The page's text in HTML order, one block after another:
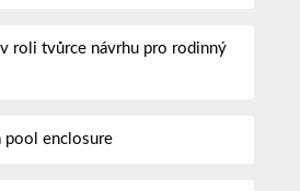
roli tvůrce návrhu pro rodinný
pool enclosure